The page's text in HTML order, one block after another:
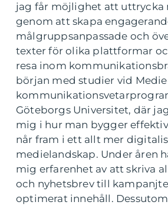
jag får möjlighet att uttrycka
genom att skapa
målgruppsanpassade och
texter för olika plattformar
resa inom
början med studier vid
Göteborgs Universitet, där
mig i hur man bygger
når fram i ett allt mer
medielandskap. Under åren
mig erfarenhet av att skriva
och nyhetsbrev till
optimerat innehåll.